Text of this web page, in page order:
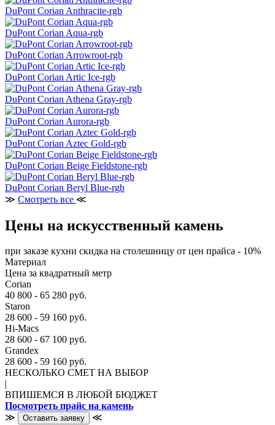
DuPont Corian Anthracite-rgb
DuPont Corian Aqua-rgb
DuPont Corian Arrowroot-rgb
DuPont Corian Artic Ice-rgb
DuPont Corian Athena Gray-rgb
DuPont Corian Aurora-rgb
DuPont Corian Aztec Gold-rgb
DuPont Corian Beige Fieldstone-rgb
DuPont Corian Beryl Blue-rgb
≫ Смотреть все ≪
Цены на искусственный камень
при заказе кухни скидка на столешницу от цен прайса - 10%
Материал
Цена за квадратный метр
Corian
40 800 - 65 280 руб.
Staron
28 600 - 59 160 руб.
Hi-Macs
28 600 - 67 100 руб.
Grandex
28 600 - 59 160 руб.
НЕСКОЛЬКО СМЕТ НА ВЫБОР
|
ВПИШЕМСЯ В ЛЮБОЙ БЮДЖЕТ
Посмотреть прайс на камень
≫
Оставить заявку ≪